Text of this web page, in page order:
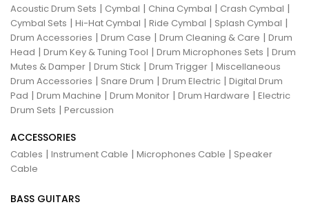
Acoustic Drum Sets | Cymbal | China Cymbal | Crash Cymbal |
Cymbal Sets | Hi-Hat Cymbal | Ride Cymbal | Splash Cymbal |
Drum Accessories | Drum Case | Drum Cleaning & Care | Drum
Head | Drum Key & Tuning Tool | Drum Microphones Sets | Drum
Mutes & Damper | Drum Stick | Drum Trigger | Miscellaneous
Drum Accessories | Snare Drum | Drum Electric | Digital Drum
Pad | Drum Machine | Drum Monitor | Drum Hardware | Electric
Drum Sets | Percussion
ACCESSORIES
Cables | Instrument Cable | Microphones Cable | Speaker
Cable
BASS GUITARS